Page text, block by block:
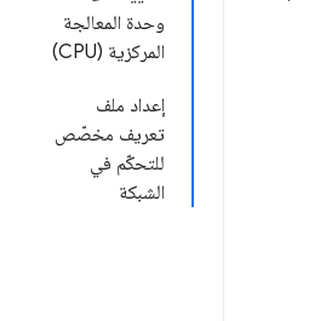
وحدة المعالجة
المركزية (CPU)
إعداد ملف
تعريف مخصّص
للتحكّم في
الشبكة